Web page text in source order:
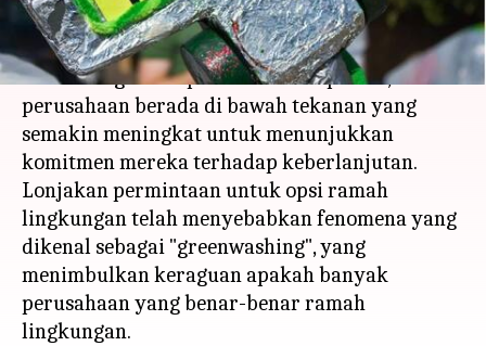
Apa ceritanya
Di dunia saat ini, di mana masalah lingkungan
berada di garis depan kesadaran publik,
perusahaan berada di bawah tekanan yang
semakin meningkat untuk menunjukkan
komitmen mereka terhadap keberlanjutan.
Lonjakan permintaan untuk opsi ramah
lingkungan telah menyebabkan fenomena yang
dikenal sebagai "greenwashing", yang
menimbulkan keraguan apakah banyak
perusahaan yang benar-benar ramah
lingkungan.